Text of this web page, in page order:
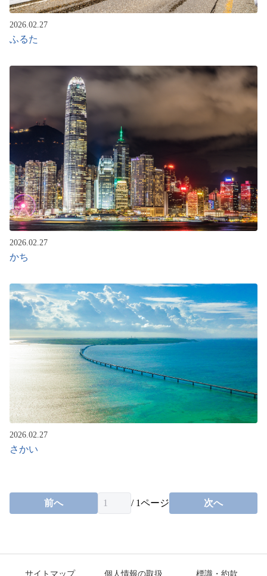
2026.02.27
ふるた
2026.02.27
かち
2026.02.27
さかい
前へ / 1ページ 次へ
サイトマップ 個人情報の取扱 標識・約款